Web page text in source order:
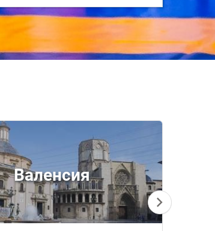
Валенсия